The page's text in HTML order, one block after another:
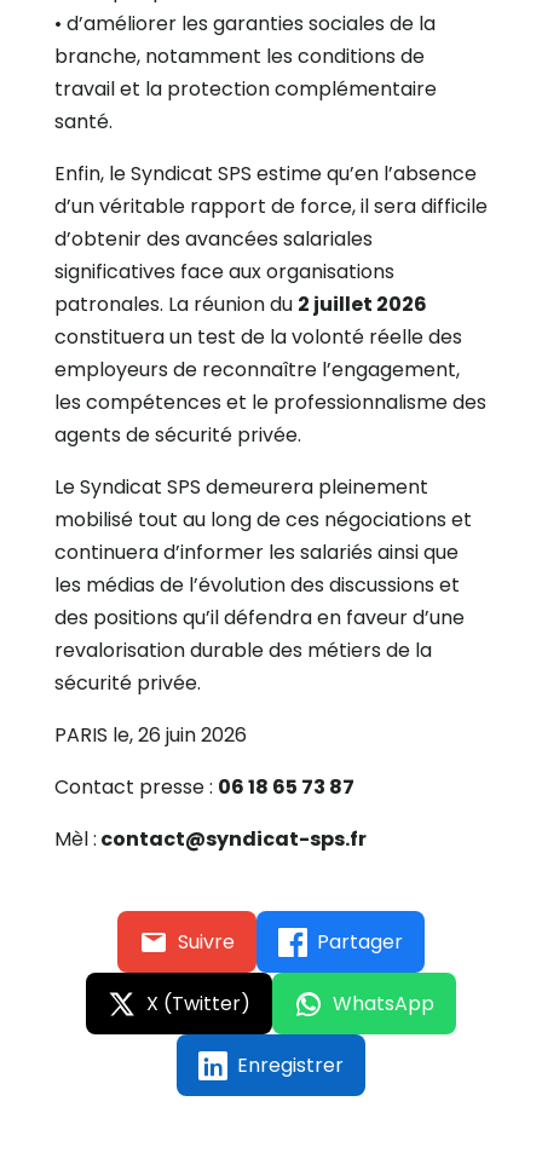
•⁠ ⁠d’améliorer les garanties sociales de la
branche, notamment les conditions de
travail et la protection complémentaire
santé.
Enfin, le Syndicat SPS estime qu’en l’absence
d’un véritable rapport de force, il sera difficile
d’obtenir des avancées salariales
significatives face aux organisations
patronales. La réunion du 2 juillet 2026
constituera un test de la volonté réelle des
employeurs de reconnaître l’engagement,
les compétences et le professionnalisme des
agents de sécurité privée.
Le Syndicat SPS demeurera pleinement
mobilisé tout au long de ces négociations et
continuera d’informer les salariés ainsi que
les médias de l’évolution des discussions et
des positions qu’il défendra en faveur d’une
revalorisation durable des métiers de la
sécurité privée.
PARIS le, 26 juin 2026
Contact presse : 06 18 65 73 87
Mèl : contact@syndicat-sps.fr
Suivre Partager
X (Twitter) WhatsApp
Enregistrer